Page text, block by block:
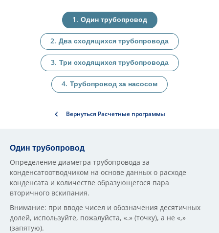
Один трубопровод
Два сходящихся трубопровода
Три сходящихся трубопровода
Трубопровод за насосом
Вернуться Расчетные программы
Один трубопровод
Определение диаметра трубопровода за
конденсатоотводчиком на основе данных о расходе
конденсата и количестве образующегося пара
вторичного вскипания.
Внимание: при вводе чисел и обозначения десятичных
долей, используйте, пожалуйста, «.» (точку), а не «,»
(запятую).